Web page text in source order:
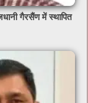
गैरसैंण में स्थापित